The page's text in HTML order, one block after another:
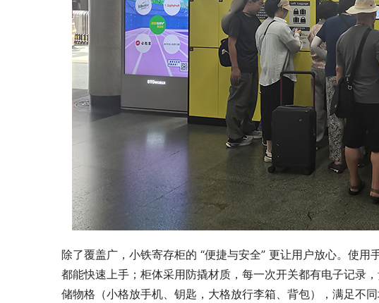
除了覆盖广，小铁寄存柜的 “便捷与安全” 更让用户放心。使
都能快速上手；柜体采用防撬材质，每一次开关都有电子记录
储物格（小格放手机、钥匙，大格放行李箱、背包），满足